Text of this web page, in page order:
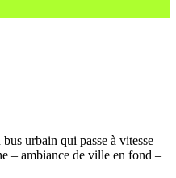
urbain qui passe à vitesse
– ambiance de ville en fond –